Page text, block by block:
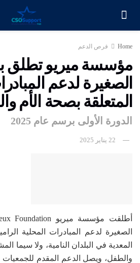
Home فرص الدعم
مؤسسة ميريو تطلق
الصغيرة لدعم
المتعلقة بصحة الأم
الدورة الأولى برسم عام 2025
22 يناير 2025
الصغيرة لدعم المبادرات المحلية
المعدية في البلدان النامية، ولا سيما
والطفل، ويصل الدعم المقدم